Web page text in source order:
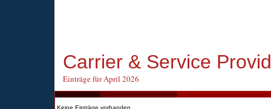
Carrier & Service
Einträge für April 2026
Keine Einträge vorhanden